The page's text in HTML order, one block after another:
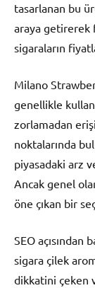
tasarlanan bu
araya getirerek
sigaraların
Milano
genellikle
zorlamadan
noktalarında
piyasadaki arz
Ancak genel
öne çıkan bir
SEO açısından
sigara çilek
dikkatini çeken